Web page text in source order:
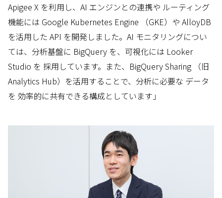
Apigee X を利用し、AI エンジンとの連携や ルーティング
機能には Google Kubernetes Engine （GKE）や AlloyDB
を活用した API を開発しました。AI モニタリングについ
ては、分析基盤に BigQuery を、可視化には Looker
Studio を 採用しています。また、BigQuery Sharing （旧
Analytics Hub）を活用することで、分析に必要な データ
を 効率的に共有できる構成としています」